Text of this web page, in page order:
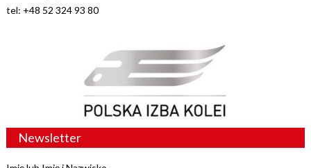
tel: +48 52 324 93 80
Newsletter